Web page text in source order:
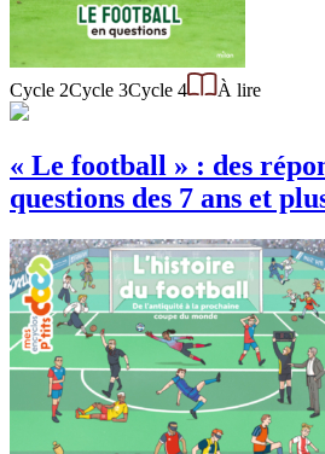
Cycle 2Cycle 3Cycle 4 À lire
« Le football » : des
questions des 7 ans et